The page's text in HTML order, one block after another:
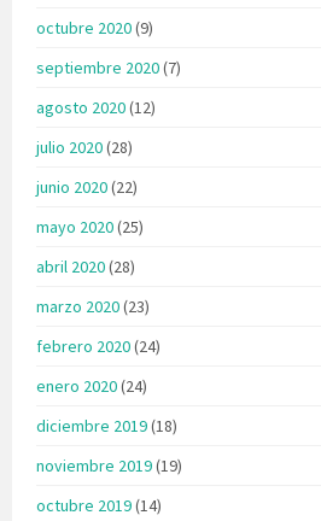
octubre 2020(9)
septiembre 2020(7)
agosto 2020(12)
julio 2020(28)
junio 2020(22)
mayo 2020(25)
abril 2020(28)
marzo 2020(23)
febrero 2020(24)
enero 2020(24)
diciembre 2019(18)
noviembre 2019(19)
octubre 2019(14)